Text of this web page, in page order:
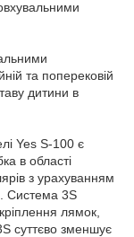
та поперековій
дитини в
Yes S-100 є
в області
з урахуванням
Система 3S
лямок,
суттєво зменшує